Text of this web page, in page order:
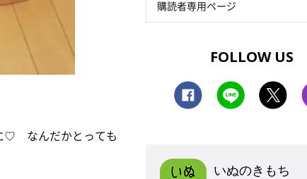
♡ なんだかとっても
購読者専用ページ
FOLLOW US
いぬのきもち